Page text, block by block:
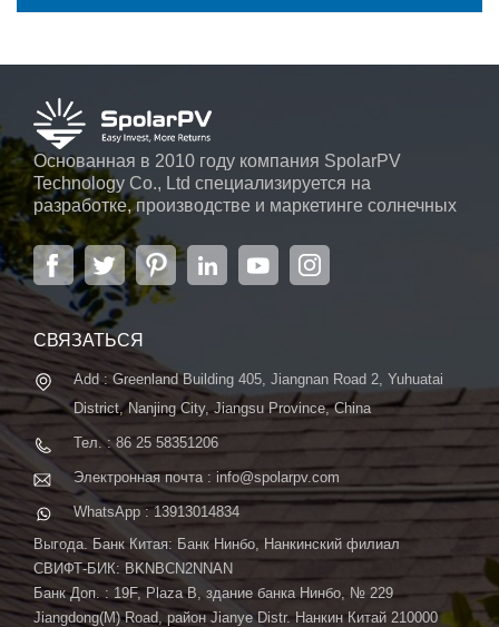
Основанная в 2010 году компания SpolarPV
Technology Co., Ltd специализируется на
разработке, производстве и маркетинге солнечных
элементов, солнечных модулей и солнечных
энергетических систем. Компания, расположенная
в Нанкине, столице провинции Цзянсу, на площади
6000 м2, может похвастаться передовой
автоматической системой ...
СВЯЗАТЬСЯ
Add : Greenland Building 405, Jiangnan Road 2, Yuhuatai
District, Nanjing City, Jiangsu Province, China
Тел. : 86 25 58351206
Электронная почта : info@spolarpv.com
WhatsApp : 13913014834
Выгода. Банк Китая: Банк Нинбо, Нанкинский филиал
СВИФТ-БИК: BKNBCN2NNAN
Банк Доп. : 19F, Plaza B, здание банка Нинбо, № 229
Jiangdong(M) Road, район Jianye Distr. Нанкин Китай 210000